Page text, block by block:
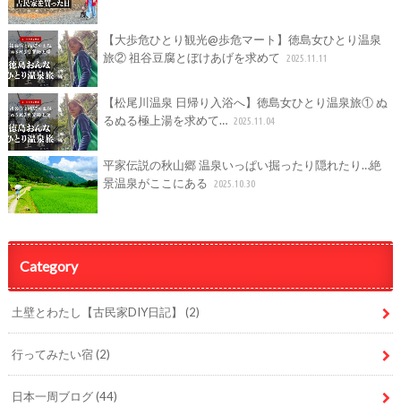
【大歩危ひとり観光@歩危マート】徳島女ひとり温泉
旅② 祖谷豆腐とぼけあげを求めて
2025.11.11
【松尾川温泉 日帰り入浴へ】徳島女ひとり温泉旅① ぬ
るぬる極上湯を求めて… 2025.11.04
平家伝説の秋山郷 温泉いっぱい掘ったり隠れたり…絶
景温泉がここにある
2025.10.30
Category
土壁とわたし【古民家DIY日記】 (2)
行ってみたい宿(2)
日本一周ブログ(44)